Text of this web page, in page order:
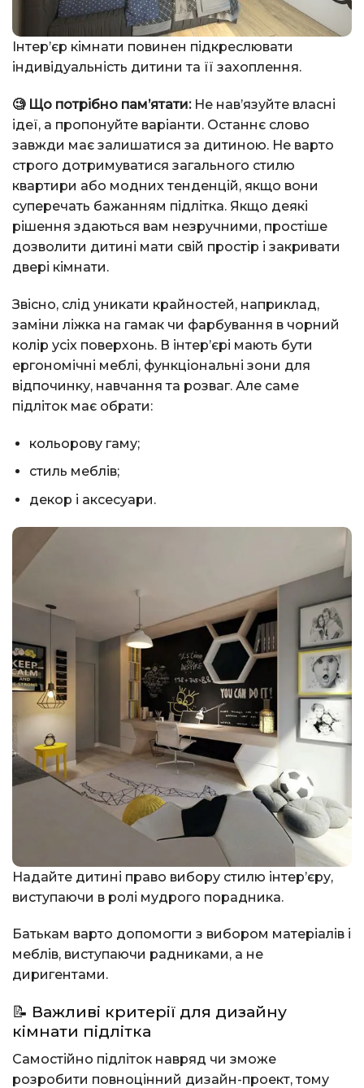
Інтер’єр кімнати повинен підкреслювати
індивідуальність дитини та її захоплення.
🧐 Що потрібно пам’ятати:Не нав’язуйте власні
ідеї, а пропонуйте варіанти. Останнє слово
завжди має залишатися за дитиною. Не варто
строго дотримуватися загального стилю
квартири або модних тенденцій, якщо вони
суперечать бажанням підлітка. Якщо деякі
рішення здаються вам незручними, простіше
дозволити дитині мати свій простір і закривати
двері кімнати.
Звісно, слід уникати крайностей, наприклад,
заміни ліжка на гамак чи фарбування в чорний
колір усіх поверхонь. В інтер’єрі мають бути
ергономічні меблі, функціональні зони для
відпочинку, навчання та розваг. Але саме
підліток має обрати:
кольорову гаму;
стиль меблів;
декор і аксесуари.
Надайте дитині право вибору стилю інтер’єру,
виступаючи в ролі мудрого порадника.
Батькам варто допомогти з вибором матеріалів і
меблів, виступаючи радниками, а не
диригентами.
📝 Важливі критерії для дизайну
кімнати підлітка
Самостійно підліток навряд чи зможе
розробити повноцінний дизайн-проект, тому